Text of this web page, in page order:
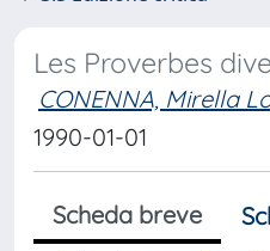
Les Proverbes
CONENNA, Mirella
1990-01-01
Scheda breve